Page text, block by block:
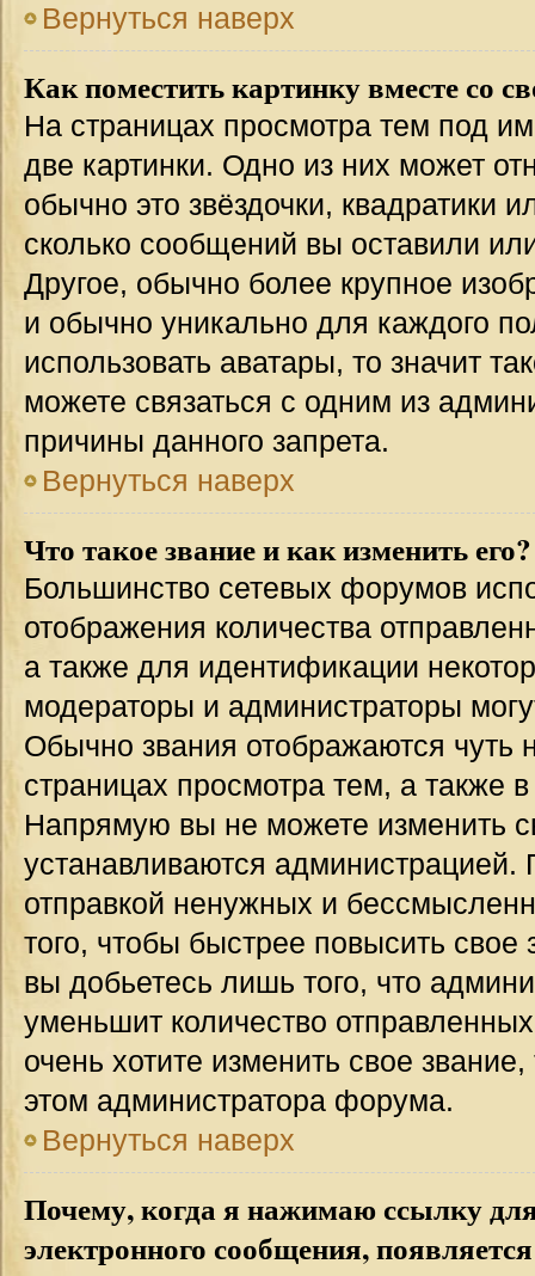
Вернуться наверх
Как поместить картинку вместе со
На страницах просмотра тем под
две картинки. Одно из них может
обычно это звёздочки, квадратики
сколько сообщений вы оставили
Другое, обычно более крупное
и обычно уникально для каждого
использовать аватары, то значит
можете связаться с одним из
причины данного запрета.
Вернуться наверх
Что такое звание и как изменить его?
Большинство сетевых форумов
отображения количества
а также для идентификации
модераторы и администраторы
Обычно звания отображаются чуть
страницах просмотра тем, а также
Напрямую вы не можете изменить
устанавливаются администрацией.
отправкой ненужных и
того, чтобы быстрее повысить
вы добьетесь лишь того, что
уменьшит количество
очень хотите изменить свое
этом администратора форума.
Вернуться наверх
Почему, когда я нажимаю ссылку
электронного сообщения,